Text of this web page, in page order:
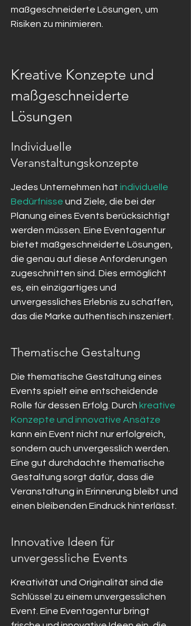
maßgeschneiderte Lösungen, um
Risiken zu minimieren.
Kreative Konzepte und
maßgeschneiderte
Lösungen
Individuelle
Veranstaltungskonzepte
Jedes Unternehmen hat individuelle
Bedürfnisse und Ziele, die bei der
Planung eines Events berücksichtigt
werden müssen. Eine Eventagentur
bietet maßgeschneiderte Lösungen,
die genau auf diese Anforderungen
zugeschnitten sind. Dies ermöglicht
es, ein einzigartiges und
unvergessliches Erlebnis zu schaffen,
das die Marke authentisch inszeniert.
Thematische Gestaltung
Die thematische Gestaltung eines
Events spielt eine entscheidende
Rolle für dessen Erfolg. Durch kreative
Konzepte und innovative Ansätze
kann ein Event nicht nur erfolgreich,
sondern auch unvergesslich werden.
Eine gut durchdachte thematische
Gestaltung sorgt dafür, dass die
Veranstaltung in Erinnerung bleibt und
einen bleibenden Eindruck hinterlässt.
Innovative Ideen für
unvergessliche Events
Kreativität und Originalität sind die
Schlüssel zu einem unvergesslichen
Event. Eine Eventagentur bringt